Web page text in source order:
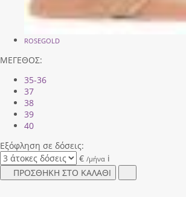
ROSEGOLD
ΜΕΓΕΘΟΣ:
35-36
37
38
39
40
Εξόφληση σε δόσεις:
€ /μήνα i
ΠΡΟΣΘΗΚΗ ΣΤΟ ΚΑΛΑΘΙ